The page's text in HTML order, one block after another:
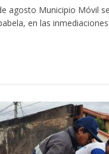
agosto Municipio Móvil
en las